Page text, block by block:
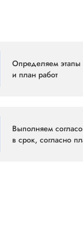
Определяем этапы
и план работ
Выполняем
в срок, согласно